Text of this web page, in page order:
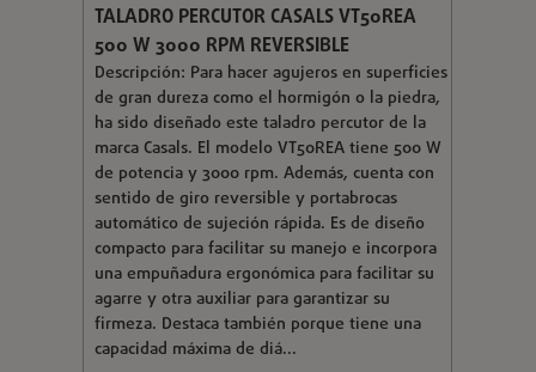
TALADRO PERCUTOR CASALS VT50REA
500 W 3000 RPM REVERSIBLE
Descripción: Para hacer agujeros en superficies
de gran dureza como el hormigón o la piedra,
ha sido diseñado este taladro percutor de la
marca Casals. El modelo VT50REA tiene 500 W
de potencia y 3000 rpm. Además, cuenta con
sentido de giro reversible y portabrocas
automático de sujeción rápida. Es de diseño
compacto para facilitar su manejo e incorpora
una empuñadura ergonómica para facilitar su
agarre y otra auxiliar para garantizar su
firmeza. Destaca también porque tiene una
capacidad máxima de diá...